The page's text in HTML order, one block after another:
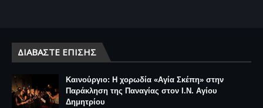
ΔΙΑΒΆΣΤΕ ΕΠΊΣΗΣ
Καινούργιο: Η χορωδία «Αγία Σκέπη» στην
Παράκληση της Παναγίας στον Ι.Ν. Αγίου
Δημητρίου